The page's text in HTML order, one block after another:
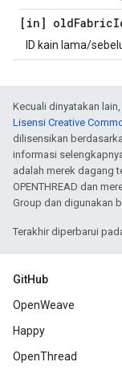
[in] oldFabric
ID kain lama/
Kecuali dinyatakan
Lisensi Creative
dilisensikan
informasi
adalah merek dagang
OPENTHREAD dan
Group dan digunakan
Terakhir diperbarui
GitHub
OpenWeave
Happy
OpenThread